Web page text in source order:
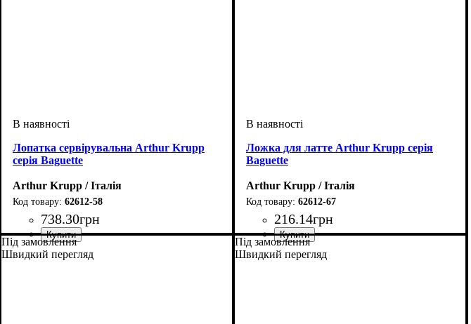
Лопатка сервірувальна Arthur Krupp
серія Baguette
Arthur Krupp / Італія
62612-58
738.30грн
Ложка для латте Arthur Krupp серія
Baguette
Arthur Krupp / Італія
62612-67
216.14грн
Під замовлення
Швидкий перегляд
Під замовлення
Швидкий перегляд